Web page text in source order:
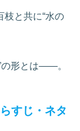
枝と共に“水の
の形とは――。
すじ・ネタ